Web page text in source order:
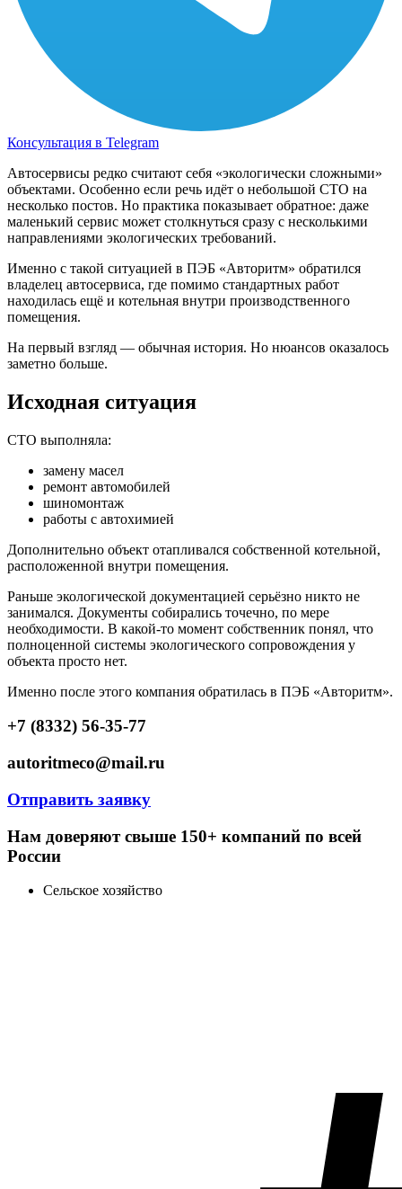
Консультация в Telegram
Автосервисы редко считают себя «экологически сложными»
объектами. Особенно если речь идёт о небольшой СТО на
несколько постов. Но практика показывает обратное: даже
маленький сервис может столкнуться сразу с несколькими
направлениями экологических требований.
Именно с такой ситуацией в ПЭБ «Авторитм» обратился
владелец автосервиса, где помимо стандартных работ
находилась ещё и котельная внутри производственного
помещения.
На первый взгляд — обычная история. Но нюансов оказалось
заметно больше.
Исходная ситуация
СТО выполняла:
замену масел
ремонт автомобилей
шиномонтаж
работы с автохимией
Дополнительно объект отапливался собственной котельной,
расположенной внутри помещения.
Раньше экологической документацией серьёзно никто не
занимался. Документы собирались точечно, по мере
необходимости. В какой-то момент собственник понял, что
полноценной системы экологического сопровождения у
объекта просто нет.
Именно после этого компания обратилась в ПЭБ «Авторитм».
+7 (8332) 56-35-77
autoritmeco@mail.ru
Отправить заявку
Нам доверяют свыше 150+ компаний по всей
России
Сельское хозяйство